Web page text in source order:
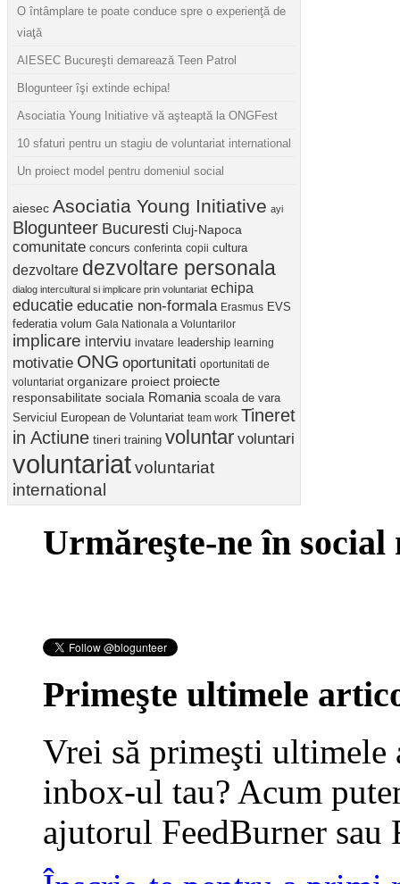
O întâmplare te poate conduce spre o experienţă de
viaţă
AIESEC Bucureşti demarează Teen Patrol
Blogunteer îşi extinde echipa!
Asociatia Young Initiative vă aşteaptă la ONGFest
10 sfaturi pentru un stagiu de voluntariat international
Un proiect model pentru domeniul social
aiesec Asociatia Young Initiative ayi
Blogunteer Bucuresti Cluj-Napoca
comunitate concurs conferinta copii cultura
dezvoltare dezvoltare personala
dialog intercultural si implicare prin voluntariat echipa
educatie educatie non-formala Erasmus EVS
federatia volum Gala Nationala a Voluntarilor
implicare interviu invatare leadership learning
motivatie ONG oportunitati oportunitati de
voluntariat organizare proiect proiecte
responsabilitate sociala Romania scoala de vara
Serviciul European de Voluntariat team work Tineret
in Actiune tineri training voluntar voluntari
voluntariatvoluntariat
international
Urmăreşte-ne în social
Primeşte ultimele
Vrei să primeşti
inbox-ul tau? Acum
ajutorul FeedBurner sau